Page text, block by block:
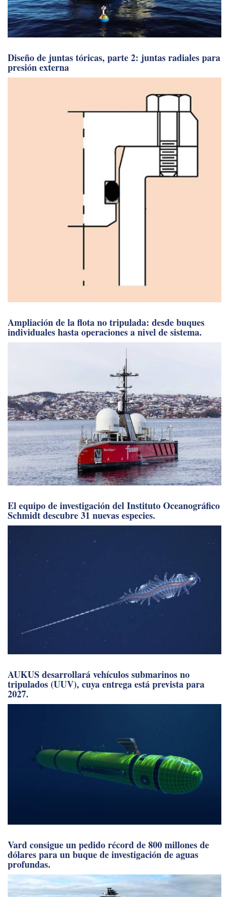
Diseño de juntas tóricas, parte 2: juntas radiales para
presión externa
Ampliación de la flota no tripulada: desde buques
individuales hasta operaciones a nivel de sistema.
El equipo de investigación del Instituto Oceanográfico
Schmidt descubre 31 nuevas especies.
AUKUS desarrollará vehículos submarinos no
tripulados (UUV), cuya entrega está prevista para
2027.
Vard consigue un pedido récord de 800 millones de
dólares para un buque de investigación de aguas
profundas.